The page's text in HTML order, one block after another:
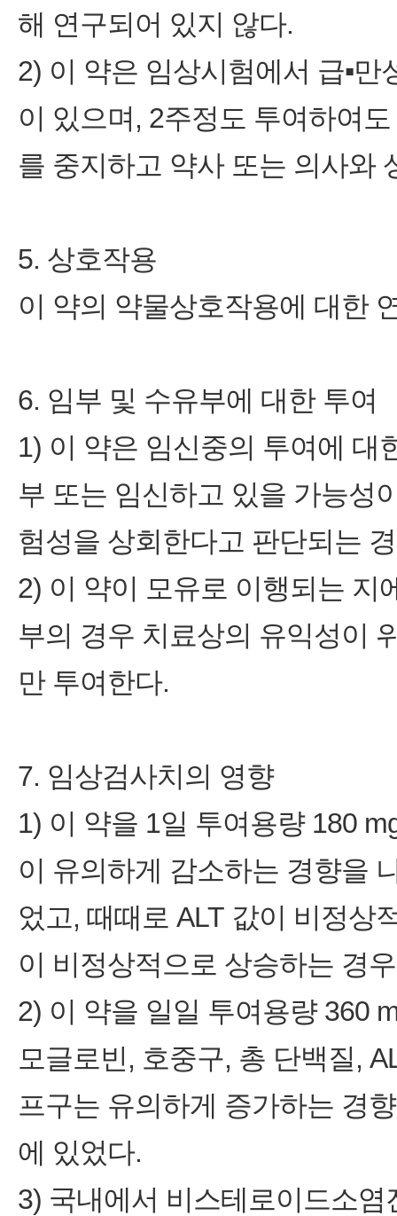
해 연구되어 있지 않다.
2) 이 약은 임상시험에서 급▪
이 있으며, 2주정도 투여하여
를 중지하고 약사 또는 의사와
5. 상호작용
이 약의 약물상호작용에 대한
6. 임부 및 수유부에 대한 투여
1) 이 약은 임신중의 투여에 대
부 또는 임신하고 있을 가능성
험성을 상회한다고 판단되는
2) 이 약이 모유로 이행되는 지
부의 경우 치료상의 유익성이
만 투여한다.
7. 임상검사치의 영향
1) 이 약을 1일 투여용량 180
이 유의하게 감소하는 경향을
었고, 때때로 ALT 값이 비정상
이 비정상적으로 상승하는 경
2) 이 약을 일일 투여용량 360
모글로빈, 호중구, 총 단백질,
프구는 유의하게 증가하는 경
에 있었다.
3) 국내에서 비스테로이드소